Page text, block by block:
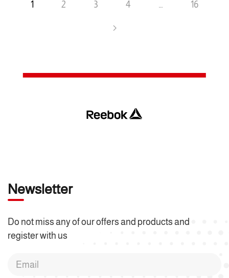
1 2 3 4 … 16
Newsletter
Do not miss any of our offers and products and
register with us